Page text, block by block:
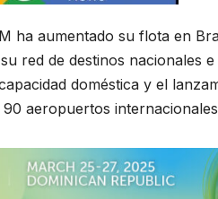
ha aumentado su flota en
red de destinos nacionales
doméstica y el
aeropuertos